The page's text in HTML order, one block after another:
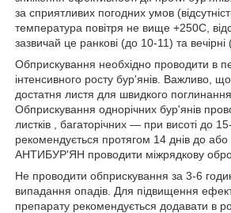
за сприятливих погодних умов
температура повітря не вище +250С,
зазвичай це ранкові (до 10-11) та вечірні
Обприскування необхідно проводити в
інтенсивного росту бур'янів. Важливо,
достатня листя для швидкого
Обприскування однорічних бур'янів
листків , багаторічних ― при висоті до
рекомендується протягом 14 днів до або
АНТИБУР'ЯН проводити міжрядкову
Не проводити обприскування за 3-6
випадання опадів. Для підвищення
препарату рекомендується додавати в